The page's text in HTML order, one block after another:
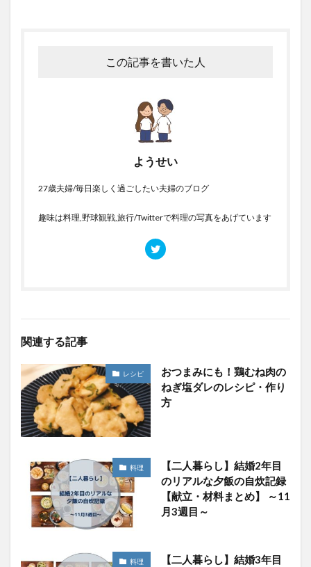
この記事を書いた人
ようせい
27歳夫婦/毎日楽しく過ごしたい夫婦のブログ
趣味は料理,野球観戦,旅行/Twitterで料理の写真をあげています
関連する記事
レシピ
おつまみにも！鶏むね肉の
ねぎ塩ダレのレシピ・作り
方
料理
【二人暮らし】結婚2年目
のリアルな夕飯の自炊記録
【献立・材料まとめ】 ～11
月3週目～
料理
【二人暮らし】結婚3年目